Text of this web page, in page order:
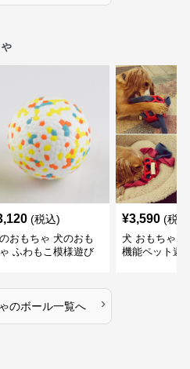
(税込)
おもちゃ 犬のおも
ふわもこ模様遊び
¥3,590 (税
犬 おもちゃ
機能ペット遊
のボール一覧へ ›